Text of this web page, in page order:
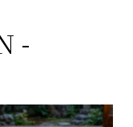
キュー)特集】これから
たりなBBQにオススメな
をご紹介いたします。今
セットや、定番部位のお
ございます！
-